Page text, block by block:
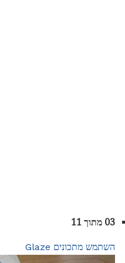
03 מתוך 11
השתמש מתכונים Glaze